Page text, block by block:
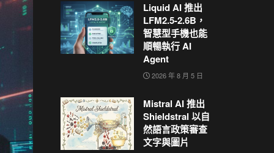
Liquid AI 推出
LFM2.5-2.6B，
智慧型手機也能
順暢執行 AI
Agent
2026 年 8 月 5 日
Mistral AI 推出
Shieldstral 以自
然語言政策審查
文字與圖片